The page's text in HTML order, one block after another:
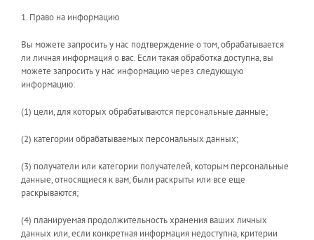
1. Право на информацию
Вы можете запросить у нас подтверждение о том, обрабатывается
ли личная информация о вас. Если такая обработка доступна, вы
можете запросить у нас информацию через следующую
информацию:
(1) цели, для которых обрабатываются персональные данные;
(2) категории обрабатываемых персональных данных;
(3) получатели или категории получателей, которым персональные
данные, относящиеся к вам, были раскрыты или все еще
раскрываются;
(4) планируемая продолжительность хранения ваших личных
данных или, если конкретная информация недоступна, критерии